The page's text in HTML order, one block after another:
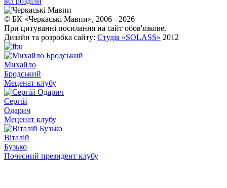
© БК «Черкаські Мавпи», 2006 - 2026
При цитуванні посилання на сайт обов'язкове.
Дизайн та розробка сайту: Студія «SOLASS» 2012
Михайло
Бродський
Меценат клубу
Сергій
Одарич
Меценат клубу
Віталій
Бузько
Почесний президент клубу